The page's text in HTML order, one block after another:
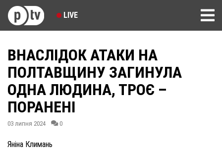
LIVE
ВНАСЛІДОК АТАКИ НА
ПОЛТАВЩИНУ ЗАГИНУЛА
ОДНА ЛЮДИНА, ТРОЄ –
ПОРАНЕНІ
03 липня 2024 0
Яніна Климань